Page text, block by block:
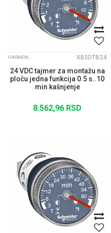
HARMONY XB5 XB5DTB24
24 VDC tajmer za montažu na
ploču jedna funkcija 0.5 s..10
min kašnjenje
8.562,96 RSD